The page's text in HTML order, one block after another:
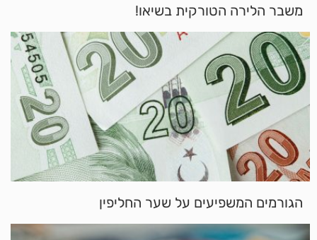
משבר הלירה הטורקית בשיאו!
הגורמים המשפיעים על שער החליפין